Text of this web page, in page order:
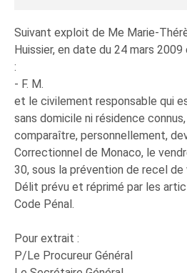
Suivant exploit de Me Marie-
Huissier, en date du 24 mars
:
- F. M.
et le civilement responsable qui
sans domicile ni résidence
comparaître, personnellement,
Correctionnel de Monaco, le
30, sous la prévention de recel de
Délit prévu et réprimé par les
Code Pénal.
Pour extrait :
P/Le Procureur Général